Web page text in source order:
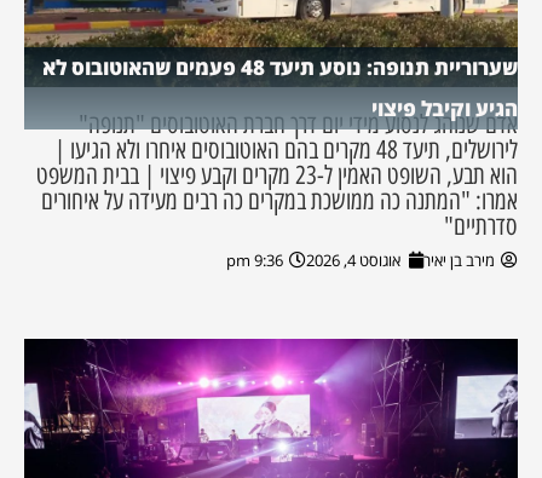
שערוריית תנופה: נוסע תיעד 48 פעמים שהאוטובוס לא
הגיע וקיבל פיצוי
אדם שנוהג לנסוע מידי יום דרך חברת האוטובוסים "תנופה"
לירושלים, תיעד 48 מקרים בהם האוטובוסים איחרו ולא הגיעו |
הוא תבע, השופט האמין ל-23 מקרים וקבע פיצוי | בבית המשפט
אמרו: "המתנה כה ממושכת במקרים כה רבים מעידה על איחורים
סדרתיים"
מירב בן יאיר אוגוסט 4, 2026 9:36 pm